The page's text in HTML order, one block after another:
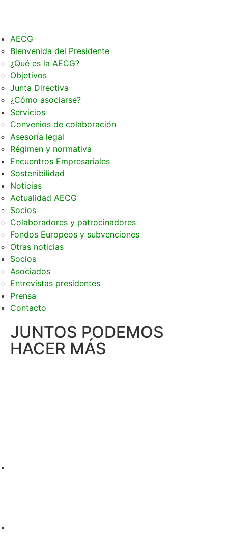
AECG
Bienvenida del Presidente
¿Qué es la AECG?
Objetivos
Junta Directiva
¿Cómo asociarse?
Servicios
Convenios de colaboración
Asesoría legal
Régimen y normativa
Encuentros Empresariales
Sostenibilidad
Noticias
Actualidad AECG
Socios
Colaboradores y patrocinadores
Fondos Europeos y subvenciones
Otras noticias
Socios
Asociados
Entrevistas presidentes
Prensa
Contacto
JUNTOS PODEMOS
HACER MÁS